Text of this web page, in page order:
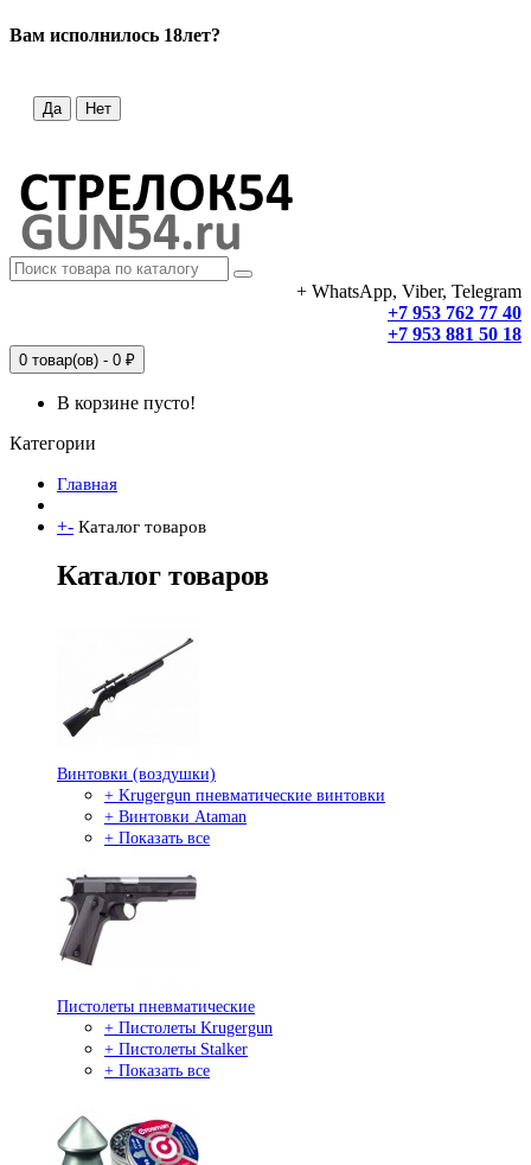
Вам исполнилось 18лет?
Да Нет
+ WhatsApp, Viber, Telegram
+7 953 762 77 40
+7 953 881 50 18
0 товар(ов) - 0 ₽
В корзине пусто!
Категории
Главная
+- Каталог товаров
Каталог товаров
Винтовки (воздушки)
+ Krugergun пневматические винтовки
+ Винтовки Ataman
+ Показать все
Пистолеты пневматические
+ Пистолеты Krugergun
+ Пистолеты Stalker
+ Показать все